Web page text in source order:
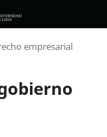
empresarial